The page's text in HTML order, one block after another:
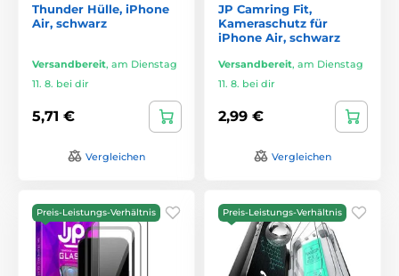
Thunder Hülle, iPhone
Air, schwarz
Versandbereit, am Dienstag
11. 8. bei dir
5,71 €
Vergleichen
JP Camring Fit,
Kameraschutz für
iPhone Air, schwarz
Versandbereit, am Dienstag
11. 8. bei dir
2,99 €
Vergleichen
Preis-Leistungs-Verhältnis Preis-Leistungs-Verhältnis